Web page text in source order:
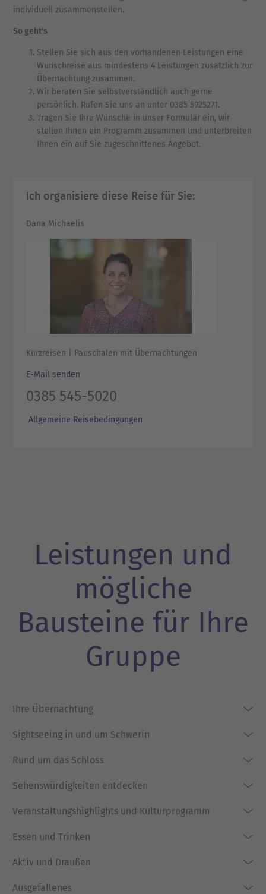
individuell zusammenstellen.
So geht's
Stellen Sie sich aus den vorhandenen Leistungen eine
Wunschreise aus mindestens 4 Leistungen zusätzlich zur
Übernachtung zusammen.
Wir beraten Sie selbstverständlich auch gerne
persönlich. Rufen Sie uns an unter 0385 5925271.
Tragen Sie Ihre Wünsche in unser Formular ein, wir
stellen Ihnen ein Programm zusammen und unterbreiten
Ihnen ein auf Sie zugeschnittenes Angebot.
Ich organisiere diese Reise für Sie:
Dana Michaelis
Kurzreisen | Pauschalen mit Übernachtungen
E-Mail senden
0385 545-5020
Allgemeine Reisebedingungen
Leistungen und
mögliche
Bausteine für Ihre
Gruppe
Ihre Übernachtung
Sightseeing in und um Schwerin
Rund um das Schloss
Sehenswürdigkeiten entdecken
Veranstaltungshighlights und Kulturprogramm
Essen und Trinken
Aktiv und Draußen
Ausgefallenes